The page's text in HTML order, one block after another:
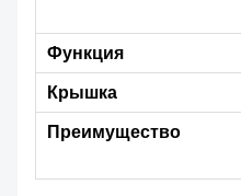
Функция
Крышка
Преимущество